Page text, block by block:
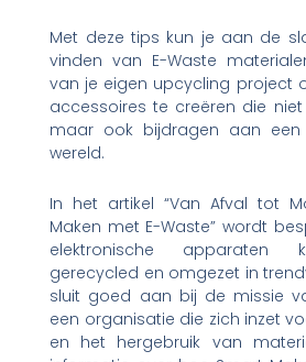
Met deze tips kun je aan de
vinden van E-Waste
van je eigen upcycling project
accessoires te creëren die niet
maar ook bijdragen aan een
wereld.
In het artikel “Van Afval tot
Maken met E-Waste” wordt
elektronische apparaten
gerecycled en omgezet in
sluit goed aan bij de missie
een organisatie die zich inzet
en het hergebruik van